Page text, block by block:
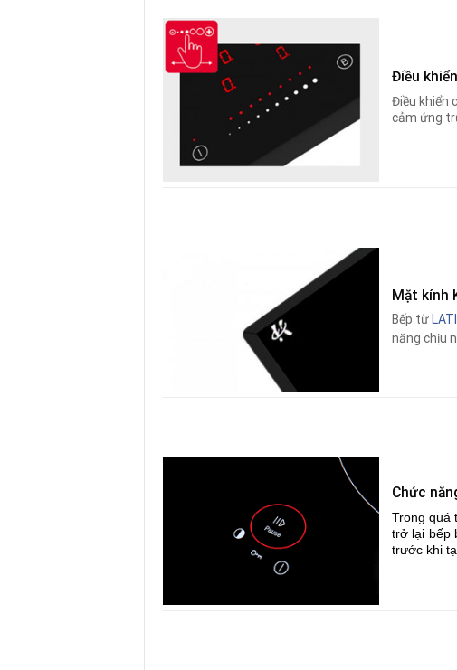
Điều
Điều khiển
cảm ứng
Mặt kính
Bếp từ
năng chịu
Chức
Trong quá
trở lại bếp
trước khi